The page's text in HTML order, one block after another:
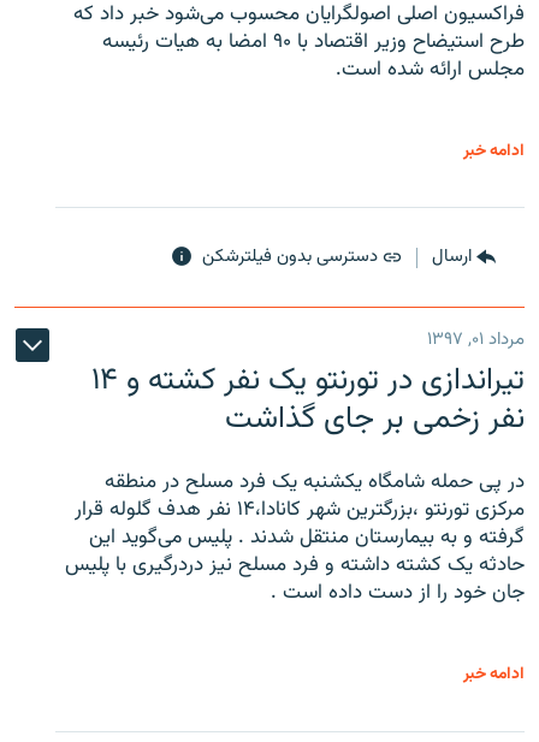
فراکسیون اصلی اصولگرایان محسوب می‌شود خبر داد که
طرح استیضاح وزیر اقتصاد با ۹۰ امضا به هیات رئیسه
مجلس ارائه شده است.
ادامه خبر
ارسال دسترسی بدون فیلترشکن
مرداد ۰۱, ۱۳۹۷
تیراندازی در تورنتو یک نفر کشته و ۱۴
نفر زخمی بر جای گذاشت
در پی حمله شامگاه یکشنبه یک فرد مسلح در منطقه
مرکزی تورنتو ،‌بزرگترین شهر کانادا،۱۴ نفر هدف گلوله قرار
گرفته و به بیمارستان منتقل شدند . پلیس می‌گوید این
حادثه یک کشته داشته و فرد مسلح نیز دردرگیری با پلیس
جان خود را از دست داده است .
ادامه خبر